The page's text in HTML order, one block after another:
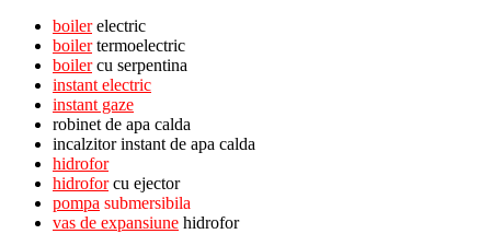
boilerelectric
boilertermoelectric
boilercu serpentina
instant electric
instant gaze
robinet de apa calda
incalzitor instant de apa calda
hidrofor
hidroforcu ejector
pompa submersibila
vas de expansiune hidrofor